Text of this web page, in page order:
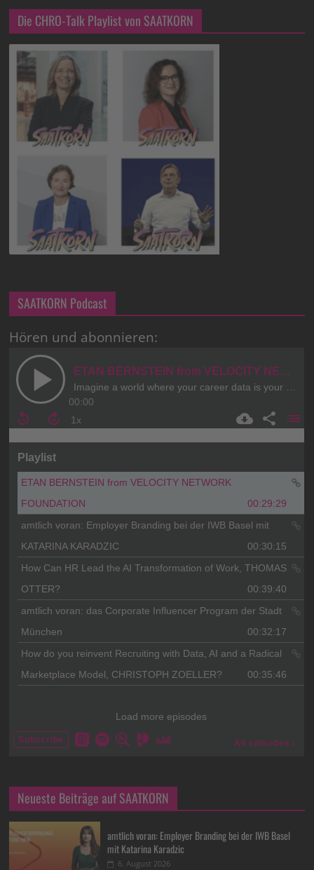
Die CHRO-Talk Playlist von SAATKORN
SAATKORN Podcast
Hören und abonnieren:
Neueste Beiträge auf SAATKORN
amtlich voran: Employer Branding bei der IWB Basel
mit Katarina Karadzic
6. August 2026